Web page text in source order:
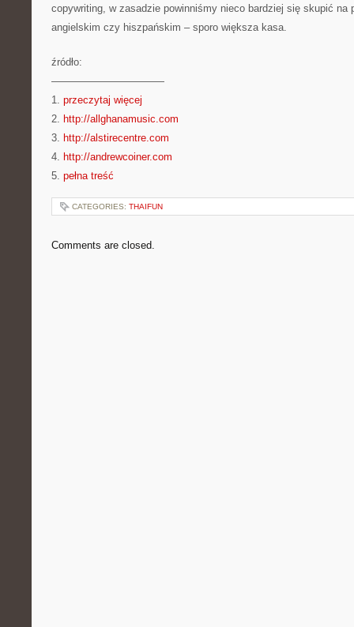
copywriting, w zasadzie powinniśmy nieco bardziej się skupić na
angielskim czy hiszpańskim – sporo większa kasa.
źródło:
———————————
1. przeczytaj więcej
2. http://allghanamusic.com
3. http://alstirecentre.com
4. http://andrewcoiner.com
5. pełna treść
CATEGORIES: THAIFUN
Comments are closed.